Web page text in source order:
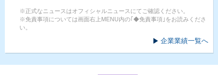
※正式なニュースはオフィシャルニュースにてご確認ください。
※免責事項については画面右上MENU内の｢◆免責事項｣をお読みくださ
い。
企業業績一覧へ